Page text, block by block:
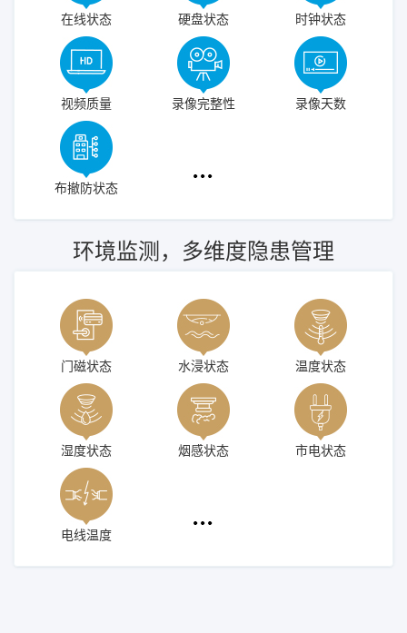
在线状态 硬盘状态 时钟状态
视频质量 录像完整性 录像天数
布撤防状态
环境监测，多维度隐患管理
门磁状态 水浸状态 温度状态
湿度状态 烟感状态 市电状态
电线温度